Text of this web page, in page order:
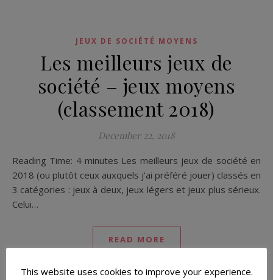
JEUX DE SOCIÉTÉ MOYENS
Les meilleurs jeux de
société – jeux moyens
(classement 2018)
December 22, 2018
Reading Time: 4 minutes Les meilleurs jeux de société en
2018 (ou plutôt ceux auxquels j'ai préféré jouer) classés en
3 catégories : jeux à deux, jeux légers et jeux plus sérieux.
Celui…
READ MORE
This website uses cookies to improve your experience.